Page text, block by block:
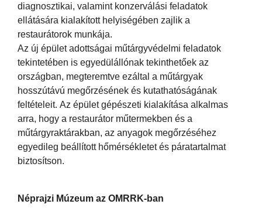
diagnosztikai, valamint konzerválási feladatok
ellátására kialakított helyiségében zajlik a
restaurátorok munkája.
Az új épület adottságai műtárgyvédelmi feladatok
tekintetében is egyedülállónak tekinthetőek az
országban, megteremtve ezáltal a műtárgyak
hosszútávú megőrzésének és kutathatóságának
feltételeit. Az épület gépészeti kialakítása alkalmas
arra, hogy a restaurátor műtermekben és a
műtárgyraktárakban, az anyagok megőrzéséhez
egyedileg beállított hőmérsékletet és páratartalmat
biztosítson.
Néprajzi Múzeum az OMRRK-ban